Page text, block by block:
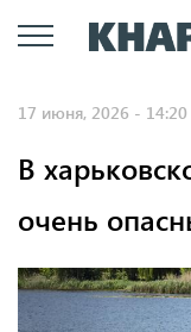
17 июня, 2026 - 14:20
В
очень